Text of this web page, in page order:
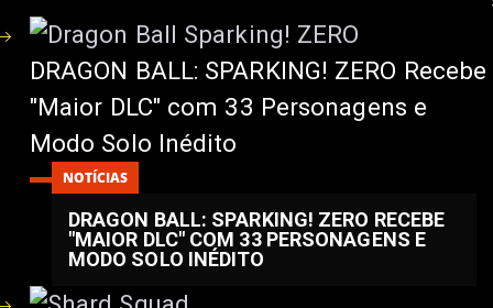
DRAGON BALL: SPARKING! ZERO Recebe
"Maior DLC" com 33 Personagens e
Modo Solo Inédito
NOTÍCIAS
DRAGON BALL: SPARKING! ZERO RECEBE
"MAIOR DLC" COM 33 PERSONAGENS E
MODO SOLO INÉDITO